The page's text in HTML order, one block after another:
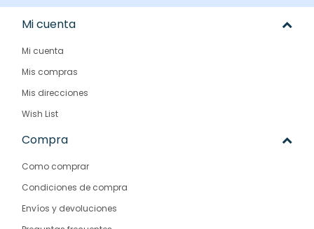
Mi cuenta
Mi cuenta
Mis compras
Mis direcciones
Wish List
Compra
Como comprar
Condiciones de compra
Envíos y devoluciones